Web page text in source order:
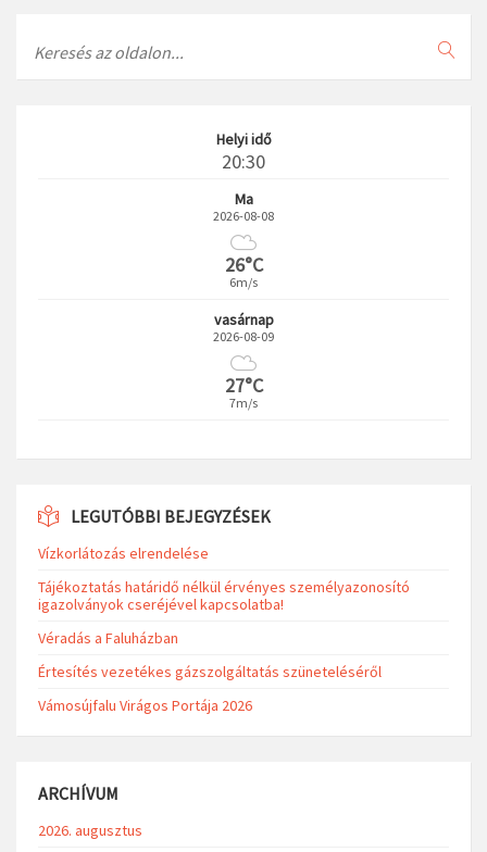
Helyi idő
20:30
Ma
2026-08-08
26°C
6m/s
vasárnap
2026-08-09
27°C
7m/s
LEGUTÓBBI BEJEGYZÉSEK
Vízkorlátozás elrendelése
Tájékoztatás határidő nélkül érvényes személyazonosító
igazolványok cseréjével kapcsolatba!
Véradás a Faluházban
Értesítés vezetékes gázszolgáltatás szüneteléséről
Vámosújfalu Virágos Portája 2026
ARCHÍVUM
2026. augusztus